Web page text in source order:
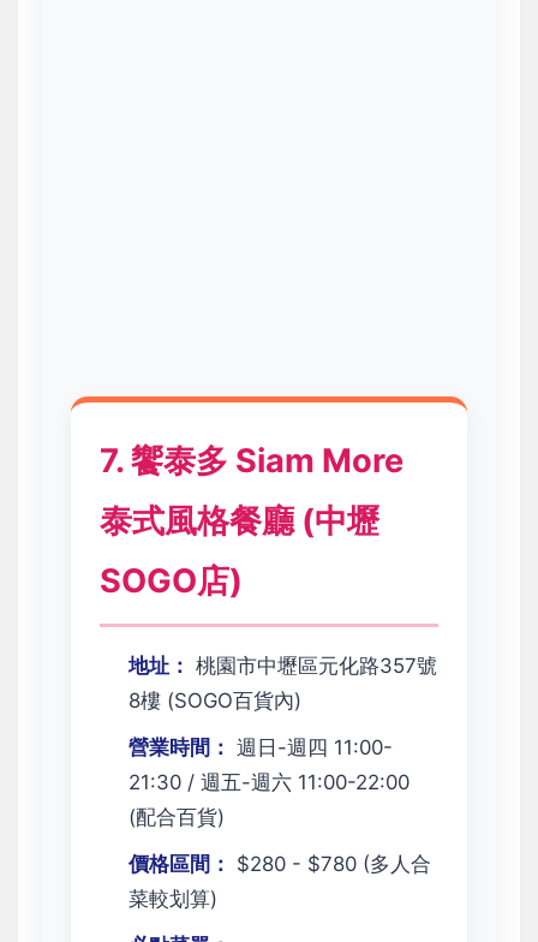
7. 饗泰多 Siam More
泰式風格餐廳 (中壢
SOGO店)
地址： 桃園市中壢區元化路357號
8樓 (SOGO百貨內)
營業時間： 週日-週四 11:00-
21:30 / 週五-週六 11:00-22:00
(配合百貨)
價格區間： $280 - $780 (多人合
菜較划算)